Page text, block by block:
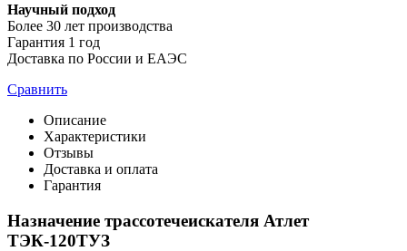
Научный подход
Более 30 лет производства
Гарантия 1 год
Доставка по России и ЕАЭС
Сравнить
Описание
Характеристики
Отзывы
Доставка и оплата
Гарантия
Назначение трассотечеискателя Атлет
ТЭК-120ТУЗ